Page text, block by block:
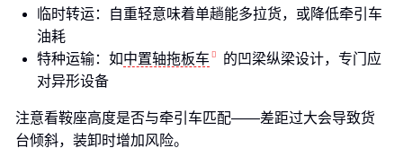
临时转运：自重轻意味着单趟能多拉货，或降低牵引车
油耗
特种运输：如中置轴拖板车
的凹梁纵梁设计，专门应
对异形设备
注意看鞍座高度是否与牵引车匹配——差距过大会导致货
台倾斜，装卸时增加风险。